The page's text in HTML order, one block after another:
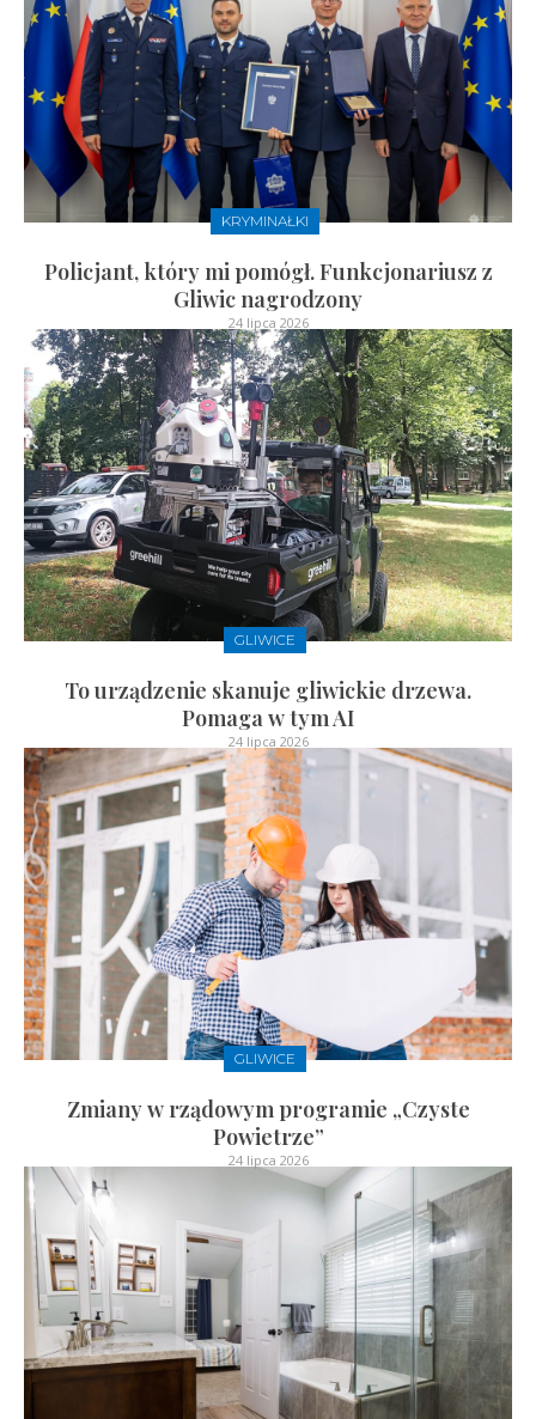
KRYMINAŁKI
Policjant, który mi pomógł. Funkcjonariusz z
Gliwic nagrodzony
24 lipca 2026
GLIWICE
To urządzenie skanuje gliwickie drzewa.
Pomaga w tym AI
24 lipca 2026
GLIWICE
Zmiany w rządowym programie „Czyste
Powietrze”
24 lipca 2026